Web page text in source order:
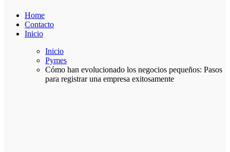
Home
Contacto
Inicio
Inicio
Pymes
Cómo han evolucionado los negocios pequeños: Pasos
para registrar una empresa exitosamente